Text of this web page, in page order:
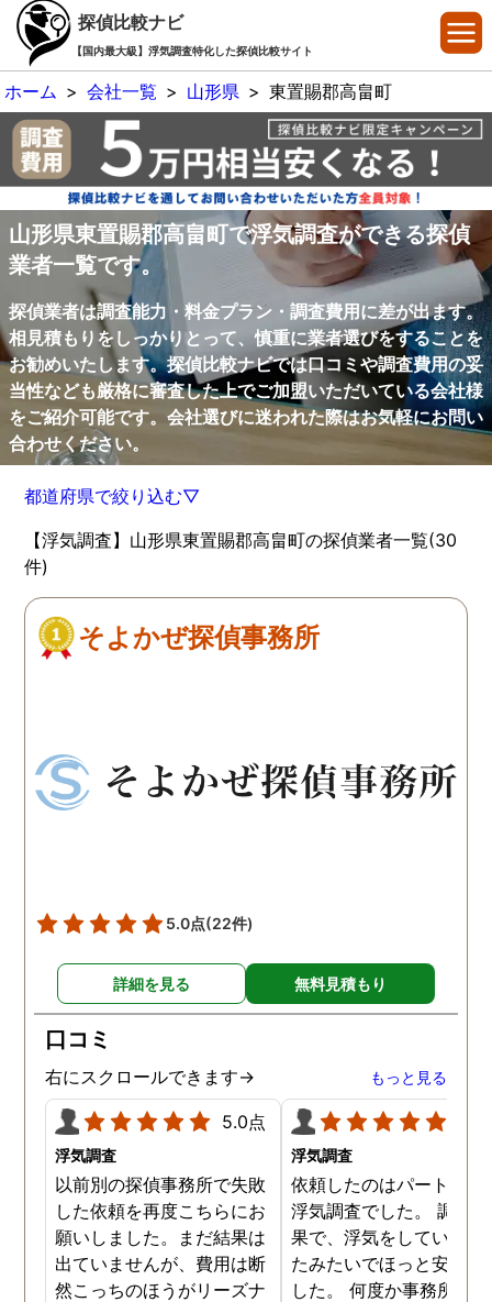
探偵比較ナビ
【国内最大級】浮気調査特化した探偵比較サイト
ホーム > 会社一覧 > 山形県 > 東置賜郡高畠町
山形県東置賜郡高畠町で浮気調査ができる探偵
業者一覧です。
探偵業者は調査能力・料金プラン・調査費用に差が出ます。
相見積もりをしっかりとって、慎重に業者選びをすることを
お勧めいたします。探偵比較ナビでは口コミや調査費用の妥
当性なども厳格に審査した上でご加盟いただいている会社様
をご紹介可能です。会社選びに迷われた際はお気軽にお問い
合わせください。
都道府県で絞り込む▽
【浮気調査】山形県東置賜郡高畠町の探偵業者一覧(30
件)
そよかぜ探偵事務所
5.0点(22件)
詳細を見る 無料見積もり
口コミ
右にスクロールできます→ もっと見る
5.0点
浮気調査
以前別の探偵事務所で失敗
した依頼を再度こちらにお
願いしました。まだ結果は
出ていませんが、費用は断
然こっちのほうがリーズナ
浮気調査
依頼したのはパートナー
浮気調査でした。 調査
果で、浮気をしていなか
たみたいでほっと安心し
した。 何度か事務所に